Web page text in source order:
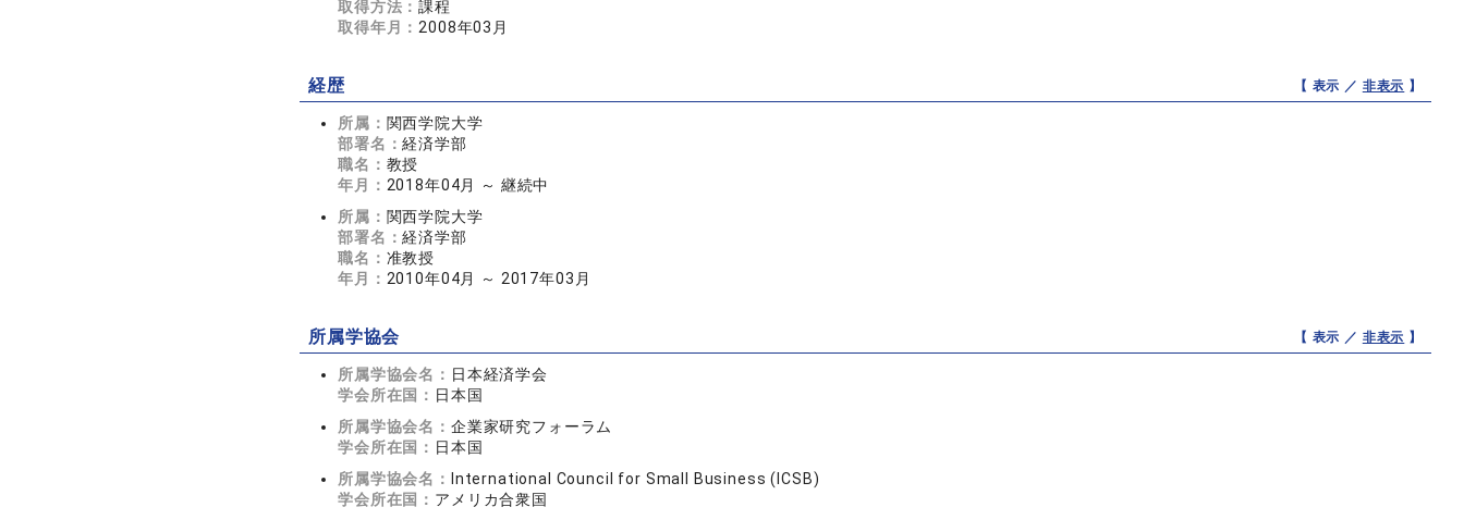
取得方法：課程
取得年月： 2008年03月
経歴 【 表示 ／ 非表示 】
所属： 関西学院大学
部署名：経済学部
職名： 教授
年月： 2018年04月 ～ 継続中
所属： 関西学院大学
部署名：経済学部
職名： 准教授
年月： 2010年04月 ～ 2017年03月
所属学協会 【 表示 ／ 非表示 】
所属学協会名： 日本経済学会
学会所在国： 日本国
所属学協会名： 企業家研究フォーラム
学会所在国： 日本国
所属学協会名：
International Council for Small Business (ICSB)
学会所在国： アメリカ合衆国